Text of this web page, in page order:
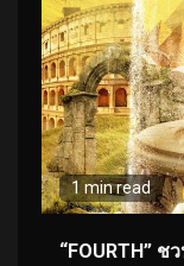
1 min read
“FOURTH”